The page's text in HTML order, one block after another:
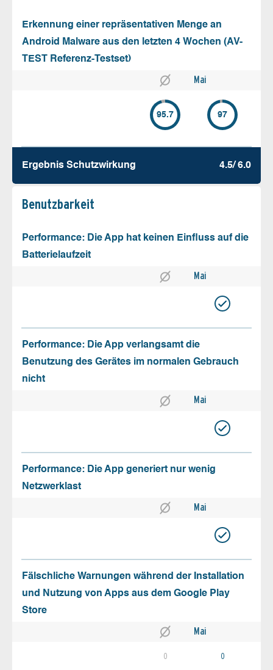
Erkennung einer repräsentativen Menge an
Android Malware aus den letzten 4 Wochen (AV-
TEST Referenz-Testset)
Mai
95.7 97
Ergebnis Schutz­wirkung 4.5/ 6.0
Benutz­barkeit
Performance: Die App hat keinen Einfluss auf die
Batterielaufzeit
Mai
Performance: Die App verlangsamt die
Benutzung des Gerätes im normalen Gebrauch
nicht
Mai
Performance: Die App generiert nur wenig
Netzwerklast
Mai
Fälschliche Warnungen während der Installation
und Nutzung von Apps aus dem Google Play
Store
Mai
0 0